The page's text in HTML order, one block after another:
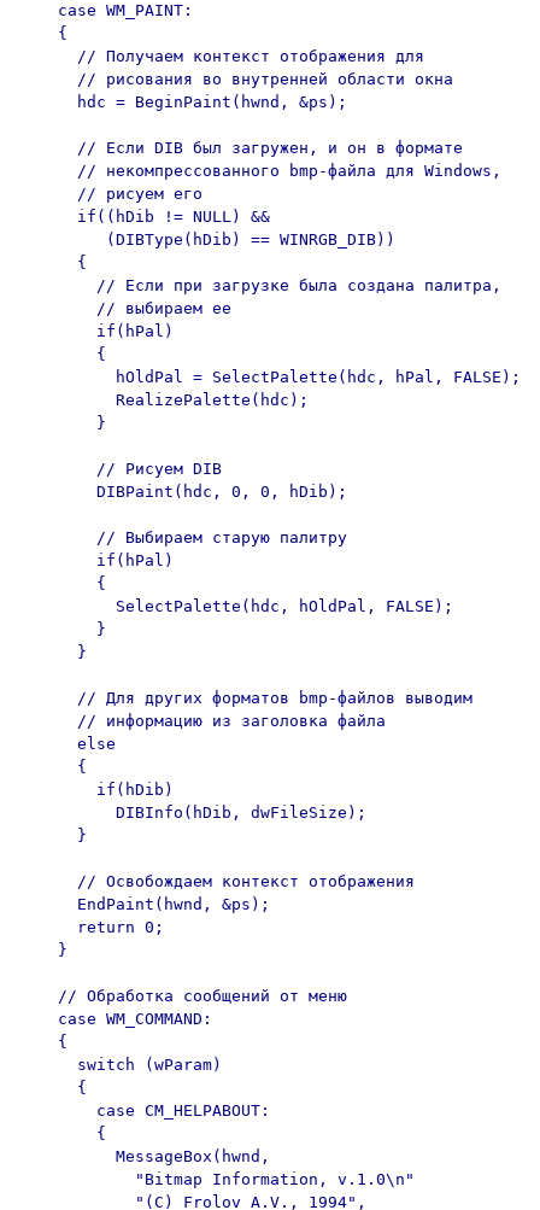
    case WM_PAINT:
    {
      // Получаем контекст отображения для
      // рисования во внутренней области окна
      hdc = BeginPaint(hwnd, &ps);
      // Если DIB был загружен, и он в формате
      // некомпрессованного bmp-файла для Windows,
      // рисуем его
      if((hDib != NULL) &&
         (DIBType(hDib) == WINRGB_DIB))
      {
        // Если при загрузке была создана палитра,
        // выбираем ее
        if(hPal)
        {
          hOldPal = SelectPalette(hdc, hPal, FALSE);
          RealizePalette(hdc);
        }
        // Рисуем DIB
        DIBPaint(hdc, 0, 0, hDib);
        // Выбираем старую палитру
        if(hPal)
        {
          SelectPalette(hdc, hOldPal, FALSE);
        }
      }
      // Для других форматов bmp-файлов выводим
      // информацию из заголовка файла
      else
      {
        if(hDib)
          DIBInfo(hDib, dwFileSize);
      }
      // Освобождаем контекст отображения
      EndPaint(hwnd, &ps);
      return 0;
    }
    // Обработка сообщений от меню
    case WM_COMMAND:
    {
      switch (wParam)
      {
        case CM_HELPABOUT:
        {
          MessageBox(hwnd,
            "Bitmap Information, v.1.0\n"
            "(C) Frolov A.V., 1994",